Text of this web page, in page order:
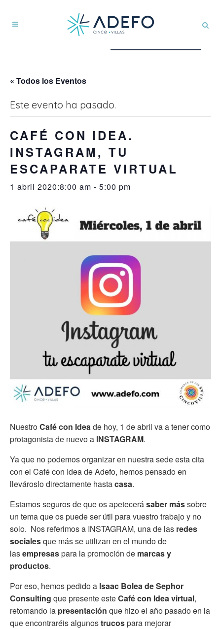
« Todos los Eventos
Este evento ha pasado.
CAFÉ CON IDEA.
INSTAGRAM, TU
ESCAPARATE VIRTUAL
1 abril 2020:8:00 am - 5:00 pm
NuestroCafé con Ideade hoy, 1 de abril va a tener como
protagonista de nuevo a INSTAGRAM.
Ya que no podemos organizar en nuestra sede esta cita
con el Café con Idea de Adefo, hemos pensado en
llevároslo directamente hastacasa.
Estamos seguros de que os apetecerásaber mássobre
un tema que os puede ser útil para vuestro trabajo y no
solo. Nos referimos a INSTAGRAM, una de las redes
socialesque más se utilizan en el mundo de
lasempresaspara la promoción de marcas y
productos.
Por eso, hemos pedido a Isaac Bolea de Sephor
Consulting que presente esteCafé con Idea virtual,
retomando la presentación que hizo el año pasado en la
que encontraréis algunostrucospara mejorar